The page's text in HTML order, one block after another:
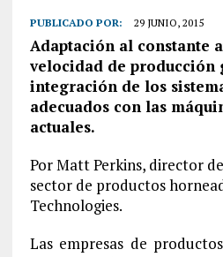
PUBLICADO POR: 29 JUNIO, 2015
Adaptación al constante
velocidad de producción
integración de los
adecuados con las
actuales.
Por Matt Perkins, director
sector de productos
Technologies.
Las empresas de